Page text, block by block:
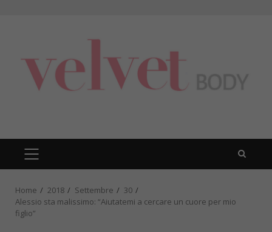
PRIMARY
MENU
Home 2018 Settembre
30
Alessio sta malissimo: “Aiutatemi a cercare un cuore per mio
figlio”